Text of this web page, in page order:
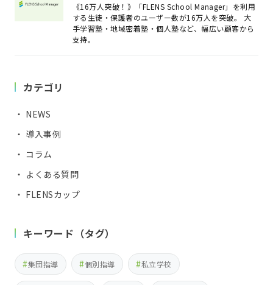
《16万人突破！》「FLENS School Manager」を利用
する生徒・保護者のユーザー数が16万人を突破。 大
手学習塾・地域密着塾・個人塾など、幅広い顧客から
支持。
カテゴリ
・ NEWS
・ 導入事例
・ コラム
・ よくある質問
・ FLENSカップ
キーワード（タグ）
集団指導 個別指導 私立学校